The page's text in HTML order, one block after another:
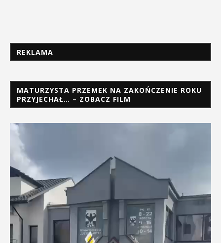
REKLAMA
MATURZYSTA PRZEMEK NA ZAKOŃCZENIE ROKU
PRZYJECHAŁ… – ZOBACZ FILM
Odtwarzacz